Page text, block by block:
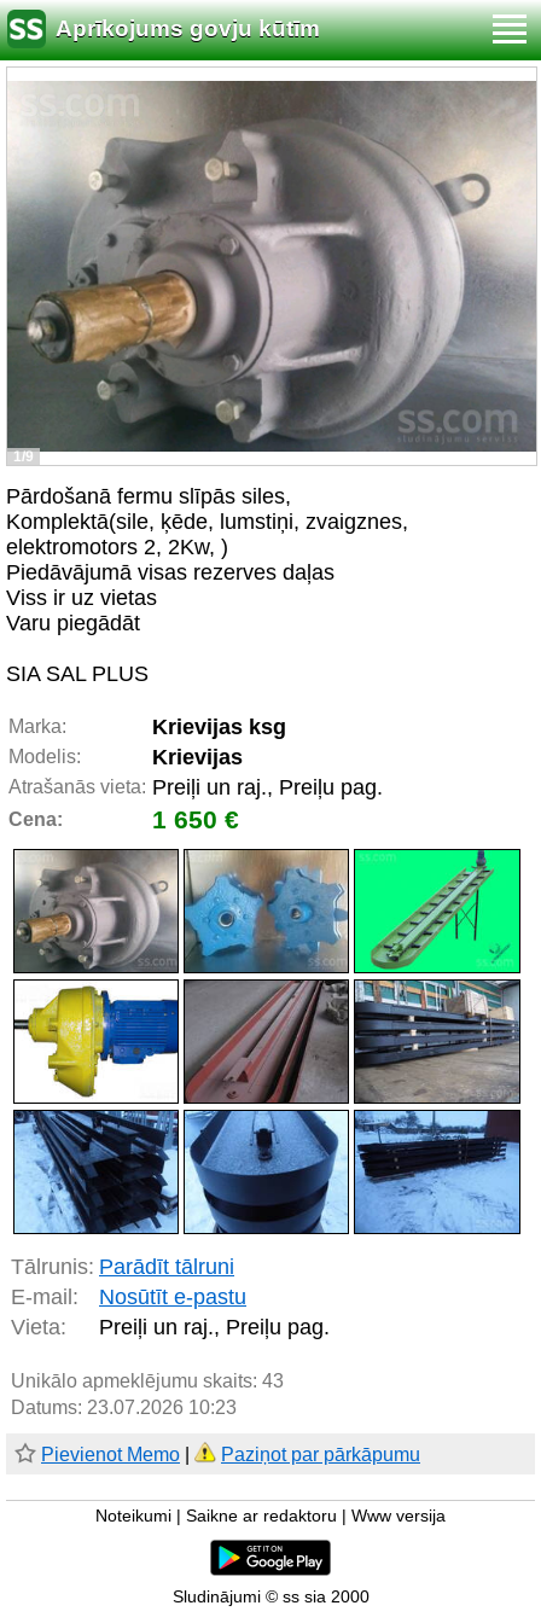
Aprīkojums govju kūtīm
1/9
Pārdošanā fermu slīpās siles,
Komplektā(sile, ķēde, lumstiņi, zvaigznes,
elektromotors 2, 2Kw, )
Piedāvājumā visas rezerves daļas
Viss ir uz vietas
Varu piegādāt
SIA SAL PLUS
Marka: Krievijas ksg
Modelis: Krievijas
Atrašanās vieta: Preiļi un raj., Preiļu pag.
Cena: 1 650 €
Tālrunis: Parādīt tālruni
E-mail:
Nosūtīt e-pastu
Vieta:
Preiļi un raj., Preiļu pag.
Unikālo apmeklējumu skaits: 43
Datums: 23.07.2026 10:23
Pievienot Memo Paziņot par pārkāpumu
Noteikumi Saikne ar redaktoru Www versija
Sludinājumi © ss sia 2000